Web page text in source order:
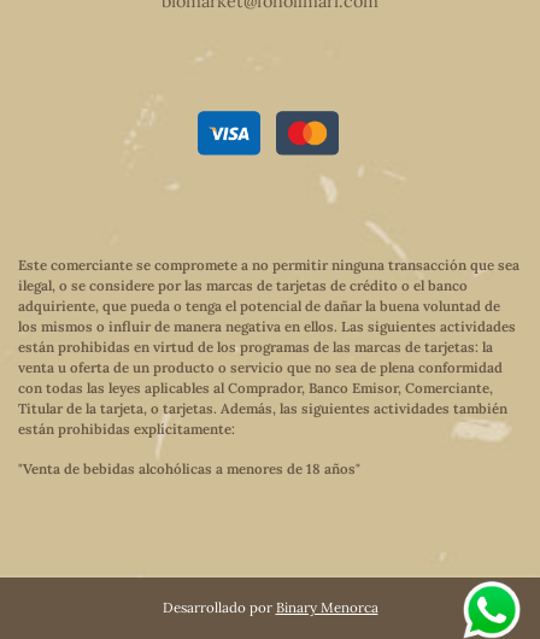
Este comerciante se compromete a no permitir ninguna transacción que sea
ilegal, o se considere por las marcas de tarjetas de crédito o el banco
adquiriente, que pueda o tenga el potencial de dañar la buena voluntad de
los mismos o influir de manera negativa en ellos. Las siguientes actividades
están prohibidas en virtud de los programas de las marcas de tarjetas: la
venta u oferta de un producto o servicio que no sea de plena conformidad
con todas las leyes aplicables al Comprador, Banco Emisor, Comerciante,
Titular de la tarjeta, o tarjetas. Además, las siguientes actividades también
están prohibidas explícitamente:
"Venta de bebidas alcohólicas a menores de 18 años"
Desarrollado por Binary Menorca